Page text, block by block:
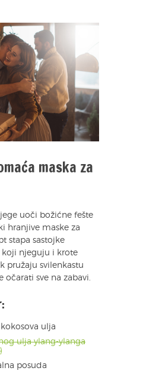
maska za
uoči božićne fešte
hranjive maske za
stapa sastojke
njeguju i krote
pružaju svilenkastu
sve na zabavi.
ulja
ulja ylang-ylanga
posuda